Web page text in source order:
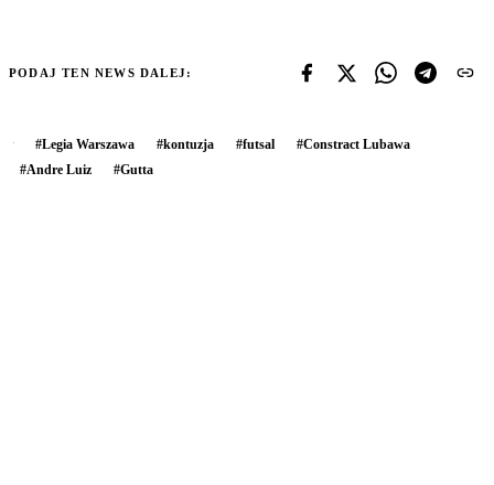
PODAJ TEN NEWS DALEJ:
#Legia Warszawa #kontuzja #futsal #Constract Lubawa
#Andre Luiz #Gutta